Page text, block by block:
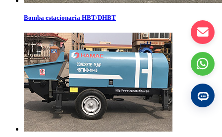
Bomba estacionaria HBT/DHBT